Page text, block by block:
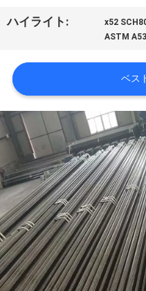
て
工
場
ツ
ア
ー
品
質
管
ハイライト: x52
ASTM
ベス